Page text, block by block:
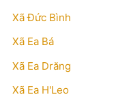
Xã Đức Bình
Xã Ea Bá
Xã Ea Drăng
Xã Ea H'Leo